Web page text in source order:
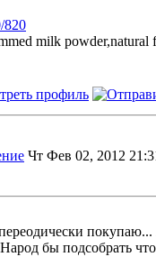
820
milk powder,natural
Чт Фев 02, 2012
Народ бы подсобрать